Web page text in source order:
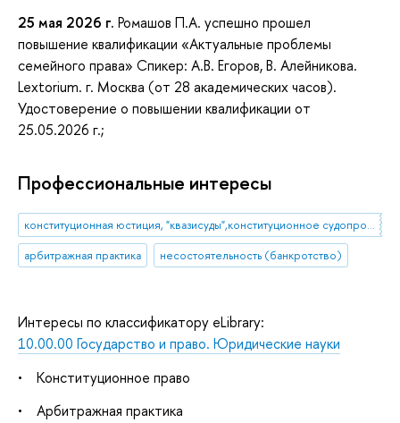
25 мая 2026 г. Ромашов П.А. успешно прошел
повышение квалификации «Актуальные проблемы
семейного права» Спикер: А.В. Егоров, В. Алейникова.
Lextorium. г. Москва (от 28 академических часов).
Удостоверение о повышении квалификации от
25.05.2026 г.;
Профессиональные интересы
конституционная юстиция, "квазисуды",конституционное судопроизводство, принцип состязательности,конституционное правотворчество.
арбитражная практика
несостоятельность (банкротство)
Интересы по классификатору eLibrary:
10.00.00 Государство и право. Юридические науки
•
Конституционное право
•
Арбитражная практика